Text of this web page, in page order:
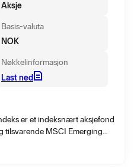
Aksje
Basis-valuta
NOK
Nøkkelinformasjon
Last ned
er et indeksnært aksjefond
tilsvarende MSCI Emerging
ikke tilfredsstiller DNBs